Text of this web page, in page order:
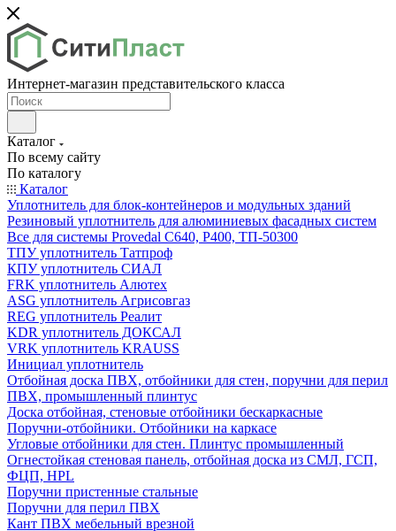
Интернет-магазин представительского класса
Каталог
По всему сайту
По каталогу
Каталог
Уплотнитель для блок-контейнеров и модульных зданий
Резиновый уплотнитель для алюминиевых фасадных систем
Все для системы Provedal С640, Р400, ТП-50300
ТПУ уплотнитель Татпроф
КПУ уплотнитель СИАЛ
FRK уплотнитель Алютех
ASG уплотнитель Агрисовгаз
REG уплотнитель Реалит
KDR уплотнитель ДОКСАЛ
VRK уплотнитель KRAUSS
Инициал уплотнитель
Отбойная доска ПВХ, отбойники для стен, поручни для перил
ПВХ, промышленный плинтус
Доска отбойная, стеновые отбойники бескаркасные
Поручни-отбойники. Отбойники на каркасе
Угловые отбойники для стен. Плинтус промышленный
Огнестойкая стеновая панель, отбойная доска из СМЛ, ГСП,
ФЦП, HPL
Поручни пристенные стальные
Поручни для перил ПВХ
Кант ПВХ мебельный врезной